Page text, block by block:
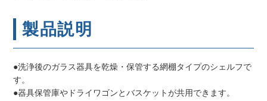
製品説明
●洗浄後のガラス器具を乾燥・保管する網棚タイプのシェルフで
す。
●器具保管庫やドライワゴンとバスケットが共用できます。